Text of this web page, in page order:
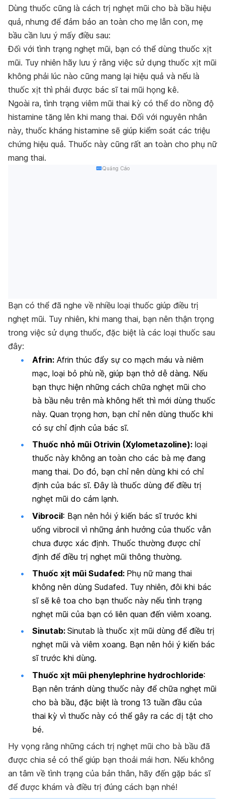
Dùng thuốc cũng là cách trị nghẹt mũi cho bà bầu hiệu
quả, nhưng để đảm bảo an toàn cho mẹ lẫn con, mẹ
bầu cần lưu ý mấy điều sau:
Đối với tình trạng nghẹt mũi, bạn có thể dùng thuốc xịt
mũi. Tuy nhiên hãy lưu ý rằng việc sử dụng thuốc xịt mũi
không phải lúc nào cũng mang lại hiệu quả và nếu là
thuốc xịt thì phải được bác sĩ tai mũi họng kê.
Ngoài ra, tình trạng viêm mũi thai kỳ có thể do nồng độ
histamine tăng lên khi mang thai. Đối với nguyên nhân
này, thuốc kháng histamine sẽ giúp kiểm soát các triệu
chứng hiệu quả. Thuốc này cũng rất an toàn cho phụ nữ
mang thai.
Quảng Cáo
Bạn có thể đã nghe về nhiều loại thuốc giúp điều trị
nghẹt mũi. Tuy nhiên, khi mang thai, bạn nên thận trọng
trong việc sử dụng thuốc, đặc biệt là các loại thuốc sau
đây:
Afrin: Afrin thúc đẩy sự co mạch máu và niêm
mạc, loại bỏ phù nề, giúp bạn thở dễ dàng. Nếu
bạn thực hiện những cách chữa nghẹt mũi cho
bà bầu nêu trên mà không hết thì mới dùng thuốc
này. Quan trọng hơn, bạn chỉ nên dùng thuốc khi
có sự chỉ định của bác sĩ.
Thuốc nhỏ mũi Otrivin (Xylometazoline): loại
thuốc này không an toàn cho các bà mẹ đang
mang thai. Do đó, bạn chỉ nên dùng khi có chỉ
định của bác sĩ. Đây là thuốc dùng để điều trị
nghẹt mũi do cảm lạnh.
Vibrocil: Bạn nên hỏi ý kiến bác sĩ trước khi
uống vibrocil vì những ảnh hưởng của thuốc vẫn
chưa được xác định. Thuốc thường được chỉ
định để điều trị nghẹt mũi thông thường.
Thuốc xịt mũi Sudafed: Phụ nữ mang thai
không nên dùng Sudafed. Tuy nhiên, đôi khi bác
sĩ sẽ kê toa cho bạn thuốc này nếu tình trạng
nghẹt mũi của bạn có liên quan đến viêm xoang.
Sinutab: Sinutab là thuốc xịt mũi dùng để điều trị
nghẹt mũi và viêm xoang. Bạn nên hỏi ý kiến bác
sĩ trước khi dùng.
Thuốc xịt mũi phenylephrine hydrochloride:
Bạn nên tránh dùng thuốc này để chữa nghẹt mũi
cho bà bầu, đặc biệt là trong 13 tuần đầu của
thai kỳ vì thuốc này có thể gây ra các dị tật cho
bé.
Hy vọng rằng những cách trị nghẹt mũi cho bà bầu đã
được chia sẻ có thể giúp bạn thoải mái hơn. Nếu không
an tâm về tình trạng của bản thân, hãy đến gặp bác sĩ
để được khám và điều trị đúng cách bạn nhé!